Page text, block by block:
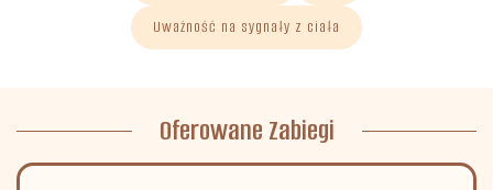
Uważność na sygnały z ciała
Oferowane Zabiegi